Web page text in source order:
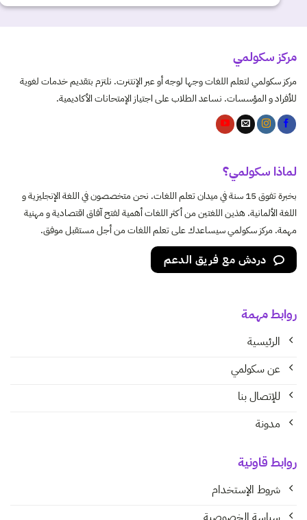
مركز سكولمي
مركز سكولمي لتعلم اللغات وجها لوجه أو عبر الإنتنرت. نلتزم بتقديم خدمات لغوية
للأفراد و المؤسسات. نساعد الطلاب على اجتياز الإمتحانات الأكاديمية.
روابط مهمة
الرئيسية
عن سكولمي
للإتصال بنا
مدونة
روابط قاونية
شروط الإستخدام
لماذا سكولمي؟
بخبرة تفوق 15 سنة في ميدان تعلم اللغات. نحن متخصصون في اللغة الإنجليزية و
اللغة الألمانية. هذين اللغتين من أكثر اللغات أهمية لفتح آفاق اقتصادية و مهنية
مهمة. مركز سكولمي سيساعدك على تعلم اللغات من أجل مستقبل موفق.
دردش مع فريق الدعم